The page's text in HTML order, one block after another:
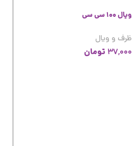
ویال 100 سی سی
ظرف و ویال
37,000 تومان